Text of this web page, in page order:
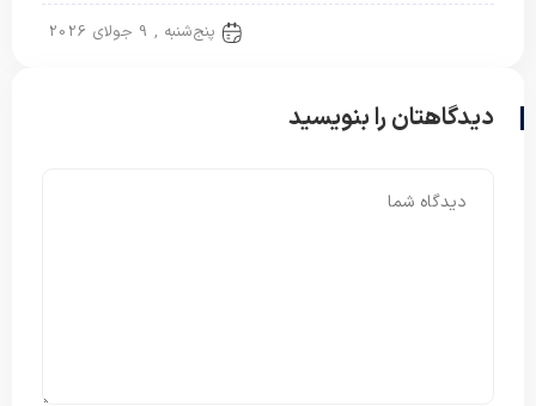
پنج‌شنبه , 9 جولای 2026
دیدگاهتان را بنویسید